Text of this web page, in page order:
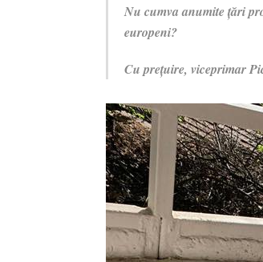
Nu cumva anumite țări
europeni?
Cu prețuire, viceprimar